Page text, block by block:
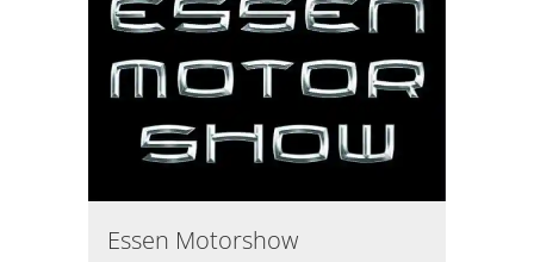
Essen Motorshow